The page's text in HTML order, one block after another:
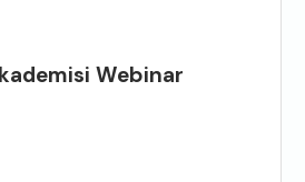
Webinar